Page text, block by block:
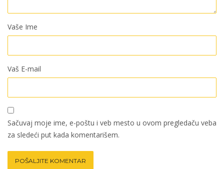
Vaše Ime
Vaš E-mail
Sačuvaj moje ime, e-poštu i veb mesto u ovom pregledaču veba
za sledeći put kada komentarišem.